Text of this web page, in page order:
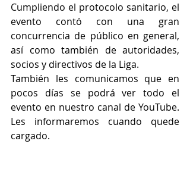
Cumpliendo el protocolo sanitario, el
evento contó con una gran
concurrencia de público en general,
así como también de autoridades,
socios y directivos de la Liga.
También les comunicamos que en
pocos días se podrá ver todo el
evento en nuestro canal de YouTube.
Les informaremos cuando quede
cargado.